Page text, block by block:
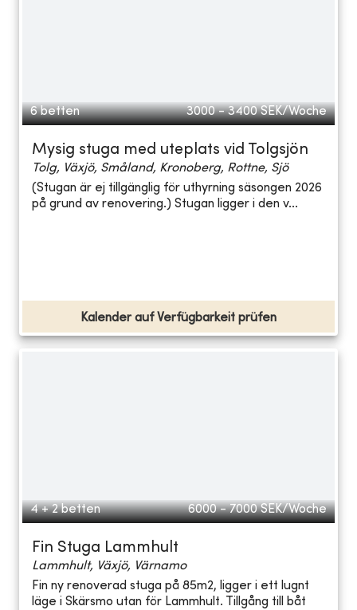
6 betten 3000 - 3400 SEK/Woche
Mysig stuga med uteplats vid Tolgsjön
Tolg, Växjö, Småland, Kronoberg, Rottne, Sjö
(Stugan är ej tillgänglig för uthyrning säsongen 2026
på grund av renovering.) Stugan ligger i den v...
Kalender auf Verfügbarkeit prüfen
4 + 2 betten 6000 - 7000 SEK/Woche
Fin Stuga Lammhult
Lammhult, Växjö, Värnamo
Fin ny renoverad stuga på 85m2, ligger i ett lugnt
läge i Skärsmo utan för Lammhult. Tillgång till båt